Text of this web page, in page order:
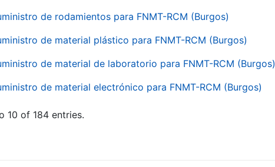
de rodamientos para FNMT-RCM (Burgos)
de material plástico para FNMT-RCM (Burgos)
de material de laboratorio para FNMT-RCM (Burgos)
de material electrónico para FNMT-RCM (Burgos)
10 of 184 entries.